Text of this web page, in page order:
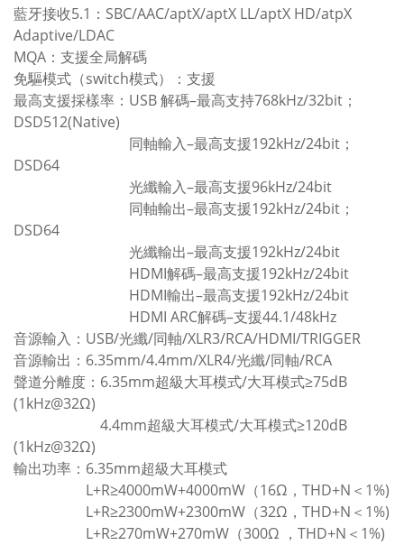
藍牙接收5.1：SBC/AAC/aptX/aptX LL/aptX HD/atpX
Adaptive/LDAC
MQA：支援全局解碼
免驅模式（switch模式）：支援
最高支援採樣率：USB 解碼–最高支持768kHz/32bit；
DSD512(Native)
同軸輸入–最高支援192kHz/24bit；
DSD64
光纖輸入–最高支援96kHz/24bit
同軸輸出–最高支援192kHz/24bit；
DSD64
光纖輸出–最高支援192kHz/24bit
HDMI解碼–最高支援192kHz/24bit
HDMI輸出–最高支援192kHz/24bit
HDMI ARC解碼–支援44.1/48kHz
音源輸入：USB/光纖/同軸/XLR3/RCA/HDMI/TRIGGER
音源輸出：6.35mm/4.4mm/XLR4/光纖/同軸/RCA
聲道分離度：6.35mm超級大耳模式/大耳模式≥75dB
(1kHz@32Ω)
4.4mm超級大耳模式/大耳模式≥120dB
(1kHz@32Ω)
輸出功率：6.35mm超級大耳模式
L+R≥4000mW+4000mW（16Ω，THD+N＜1%)
L+R≥2300mW+2300mW（32Ω，THD+N＜1%)
L+R≥270mW+270mW（300Ω ，THD+N＜1%)